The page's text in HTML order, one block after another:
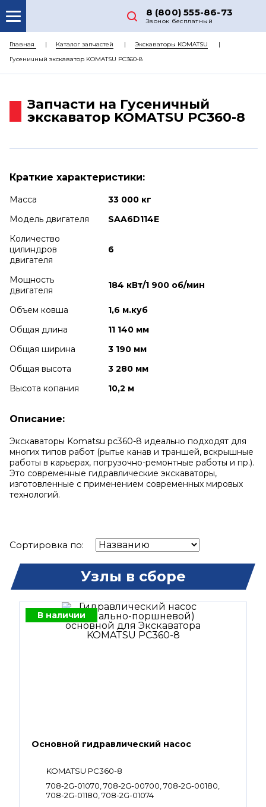
8 (800) 555-86-73
Звонок бесплатный
О НАС
КАТАЛОГ ЗАПЧАСТЕЙ
ДОСТАВКА
Главная Каталог запчастей
Экскаваторы KOMATSU
Гусеничный экскаватор KOMATSU PC360-8
Запчасти на Гусеничный
экскаватор KOMATSU PC360-8
Краткие характеристики:
Масса
33 000 кг
Модель двигателя
SAA6D114E
Количество
цилиндров
двигателя
6
Мощность
двигателя
184 кВт/1 900 об/мин
Объем ковша
1,6 м.куб
Общая длина
11 140 мм
Общая ширина
3 190 мм
Общая высота
3 280 мм
Высота копания
10,2 м
Описание:
Экскаваторы Komatsu pc360-8 идеально подходят для
многих типов работ (рытье канав и траншей, вскрышные
работы в карьерах, погрузочно-ремонтные работы и пр.).
Это современные гидравлические экскаваторы,
изготовленные с применением современных мировых
технологий.
Сортировка по:
Узлы в сборе
В наличии
Основной гидравлический насос
KOMATSU PC360-8
708-2G-01070, 708-2G-00700, 708-2G-00180,
708-2G-01180, 708-2G-01074